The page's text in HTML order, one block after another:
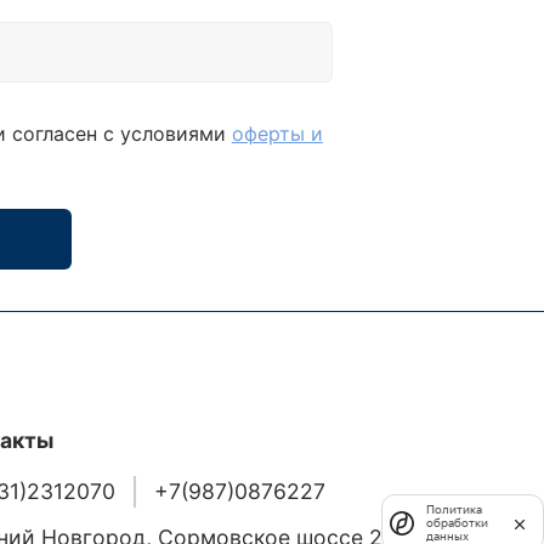
с условиями оферты и
+7(987)0876227
Новгород, Сормовское шоссе 24/36
Политика
обработки
данных